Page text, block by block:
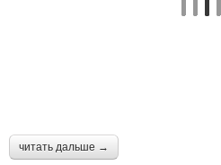
читать дальше →